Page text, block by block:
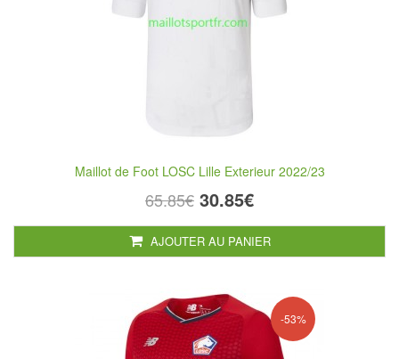
Maillot de Foot LOSC Lille Exterieur 2022/23
65.85€ 30.85€
AJOUTER AU PANIER
-53%